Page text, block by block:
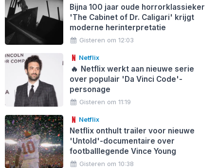
Bijna 100 jaar oude horrorklassieker
'The Cabinet of Dr. Caligari' krijgt
moderne herinterpretatie
Gisteren om 12:03
Netflix
🔥 Netflix werkt aan nieuwe serie
over populair 'Da Vinci Code'-
personage
Gisteren om 11:19
Netflix
Netflix onthult trailer voor nieuwe
'Untold'-documentaire over
footballlegende Vince Young
Gisteren om 10:38